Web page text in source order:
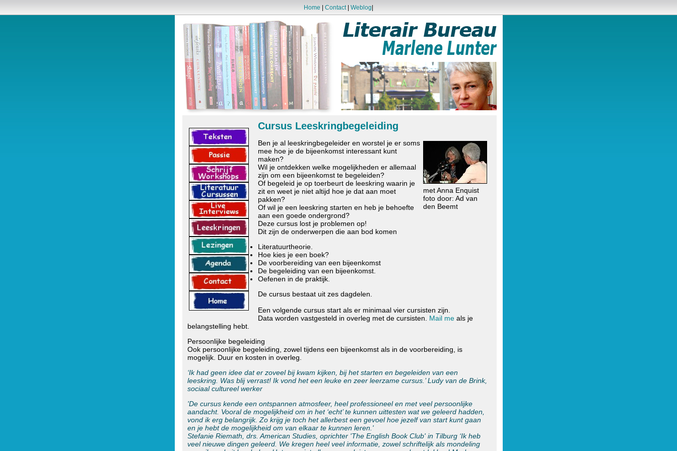
Home Contact| Weblog
Cursus Leeskringbegeleiding
met Anna Enquist
foto door: Ad van
den Beemt
Ben je al leeskringbegeleider en worstel je er soms
mee hoe je de bijeenkomst interessant kunt
maken?
Wil je ontdekken welke mogelijkheden er allemaal
zijn om een bijeenkomst te begeleiden?
Of begeleid je op toerbeurt de leeskring waarin je
zit en weet je niet altijd hoe je dat aan moet
pakken?
Of wil je een leeskring starten en heb je behoefte
aan een goede ondergrond?
Deze cursus lost je problemen op!
Dit zijn de onderwerpen die aan bod komen
Literatuurtheorie.
Hoe kies je een boek?
De voorbereiding van een bijeenkomst
De begeleiding van een bijeenkomst.
Oefenen in de praktijk.
De cursus bestaat uit zes dagdelen.
Een volgende cursus start als er minimaal vier cursisten zijn.
Data worden vastgesteld in overleg met de cursisten. Mail me als je
belangstelling hebt.
Persoonlijke begeleiding
Ook persoonlijke begeleiding, zowel tijdens een bijeenkomst als in de voorbereiding, is
mogelijk. Duur en kosten in overleg.
‘Ik had geen idee dat er zoveel bij kwam kijken, bij het starten en begeleiden van een
leeskring. Was blij verrast! Ik vond het een leuke en zeer leerzame cursus.’ Ludy van de Brink,
sociaal cultureel werker
'De cursus kende een ontspannen atmosfeer, heel professioneel en met veel persoonlijke
aandacht. Vooral de mogelijkheid om in het ‘echt’ te kunnen uittesten wat we geleerd hadden,
vond ik erg belangrijk. Zo krijg je toch het allerbest een gevoel hoe jezelf van start kunt gaan
en je hebt de mogelijkheid om van elkaar te kunnen leren.'
Stefanie Riemath, drs. American Studies, oprichter 'The English Book Club' in Tilburg ‘Ik heb
veel nieuwe dingen geleerd. We kregen heel veel informatie, zowel schriftelijk als mondeling